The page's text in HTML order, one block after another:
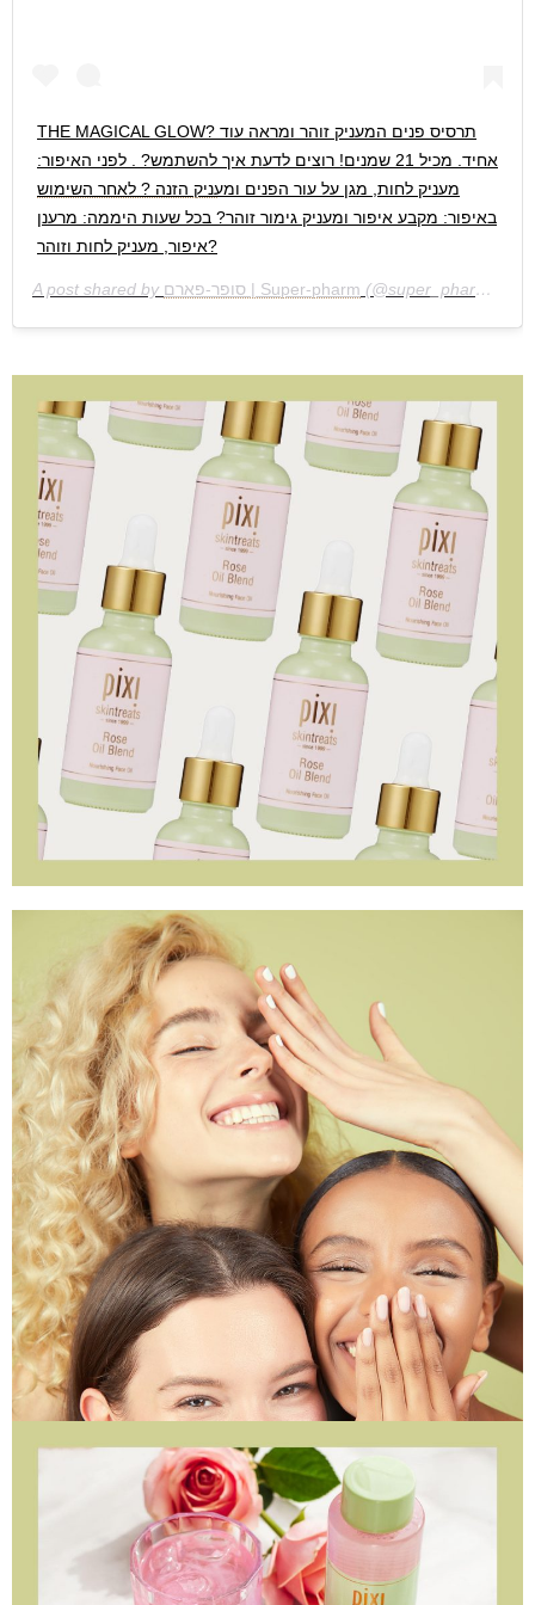
THE MAGICAL GLOW? תרסיס פנים המעניק זוהר ומראה עוד
אחיד. מכיל 21 שמנים! רוצים לדעת איך להשתמש? . לפני האיפור:
מעניק לחות, מגן על עור הפנים ומעניק הזנה ? לאחר השימוש
באיפור: מקבע איפור ומעניק גימור זוהר? בכל שעות היממה: מרענן
איפור, מעניק לחות וזוהר?
A post shared by סופר-פארם | Super-pharm (@super_pharm) on